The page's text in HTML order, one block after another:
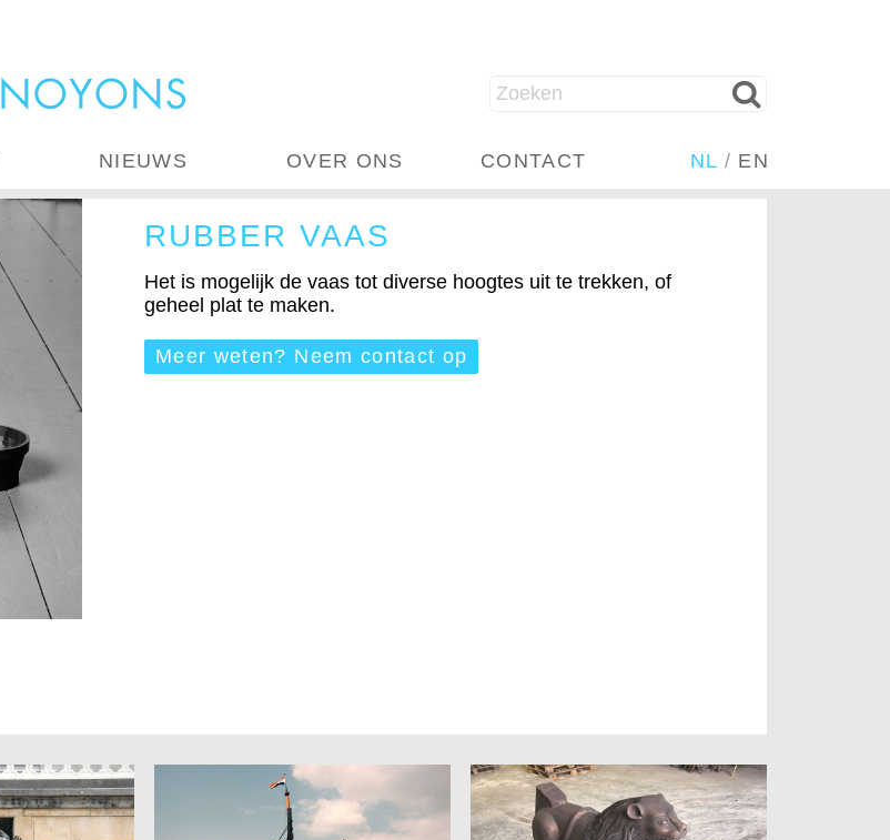
NL / EN
NIEUWS OVER ONS CONTACT
RUBBER VAAS
Het is mogelijk de vaas tot diverse hoogtes uit te trekken, of
geheel plat te maken.
Meer weten? Neem contact op